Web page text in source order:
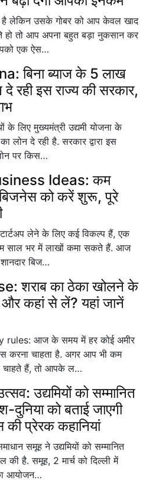
है लेकिन उसके गोबर को आप केवल खाद
तो आप अपना बहुत बड़ा नुकसान कर
एक ऐस…
बिना ब्याज के 5 लाख
रही इस राज्य की सरकार,
के लिए मुख्यमंत्री उद्यमी योजना के
दे रही है. सरकार द्वारा इस
पर किस…
Ideas: कम
को करें शुरू, पूरे
लेने के लिए कई विकल्प हैं, एक
साल भर में लाखों कमा सकते हैं. आज
बिज…
शराब का ठेका खोलने के
कहां से लें? यहां जानें
आज के समय में हर कोई अमीर
करना चाहता है. अगर आप भी कम
चाहते हैं, तो आपके ल…
उद्यमियों को सम्मानित
को बताई जाएगी
की प्रेरक कहानियां
समूह ने उद्यमियों को सम्मानित
है. समूह, 2 मार्च को दिल्ली में
आयोजन…